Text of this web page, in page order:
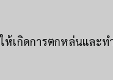
เกิดการตกหล่นและท